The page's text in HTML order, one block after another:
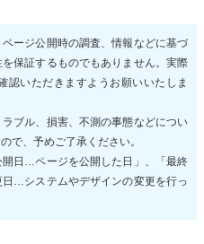
ージ公開時の調査、情報などに基づ
保証するものでもありません。実際
認いただきますようお願いいたしま
ブル、損害、不測の事態などについ
で、予めご了承ください。
日…ページを公開した日」、「最終
…システムやデザインの変更を行っ